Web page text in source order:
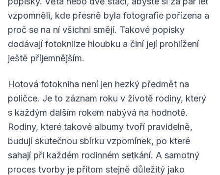
vzpomněli, kde přesně byla fotografie pořízena a
proč se na ní všichni smějí. Takové popisky
dodávají fotokniize hloubku a činí její prohlížení
ještě příjemnějším.
Hotová fotokniha není jen hezký předmět na
poličce. Je to záznam roku v životě rodiny, který
s každým dalším rokem nabývá na hodnotě.
Rodiny, které takové albumy tvoří pravidelně,
budují skutečnou sbírku vzpomínek, po které
sahají při každém rodinném setkání. A samotný
proces tvorby je přitom stejně důležitý jako